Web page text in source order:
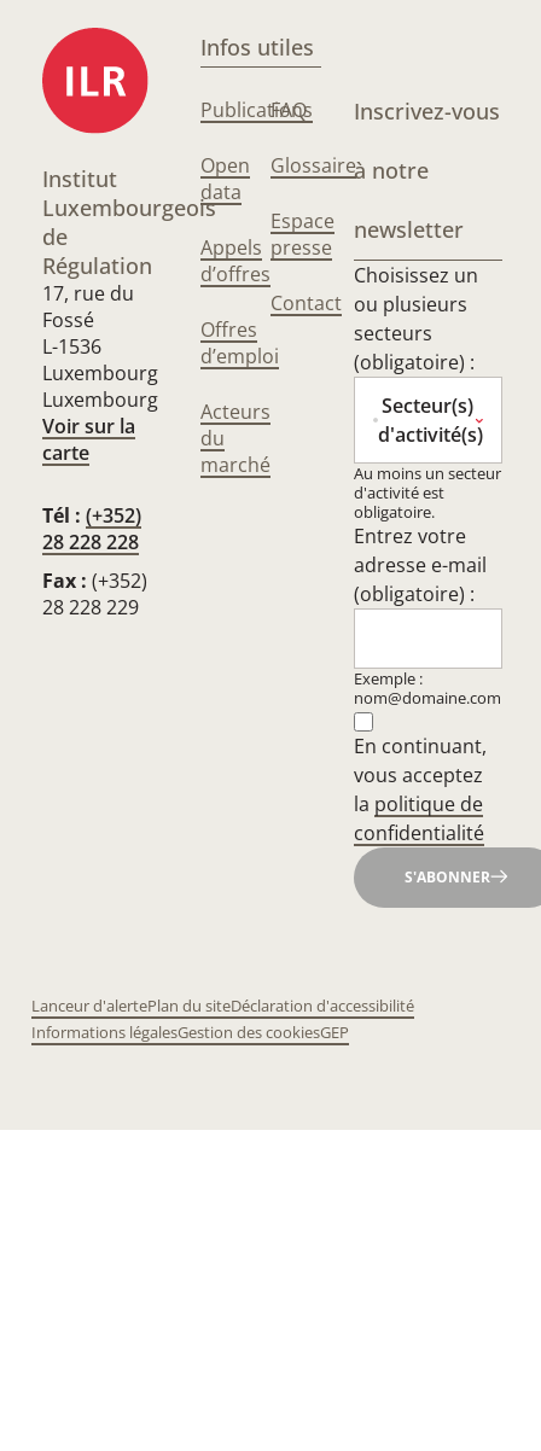
Institut
Luxembourgeois
de
Régulation
17, rue du
Fossé
L-1536
Luxembourg
Luxembourg
Voir sur la
carte
Tél : (+352)
28 228 228
Fax : (+352)
28 228 229
Infos utiles
Publications
Open
data
Appels
d’offres
Offres
d’emploi
Acteurs
du
marché
FAQ
Glossaire
Espace
presse
Contact
Inscrivez-vous
à notre
newsletter
Choisissez un
ou plusieurs
secteurs
(obligatoire) :
Secteur(s)
d'activité(s)
Au moins un secteur
d'activité est
obligatoire.
Entrez votre
adresse e-mail
(obligatoire) :
Exemple :
nom@domaine.com
En continuant,
vous acceptez
la politique de
confidentialité
S'ABONNER
Lanceur d'alertePlan du siteDéclaration d'accessibilité
Informations légalesGestion des cookiesGEP